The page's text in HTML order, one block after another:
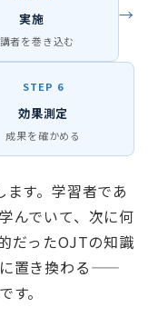
実施
者を巻き込む
→
STEP 6
効果測定
成果を確かめる
す。学習者であ
んでいて、次に何
だったOJTの知識
に置き換わる——
。